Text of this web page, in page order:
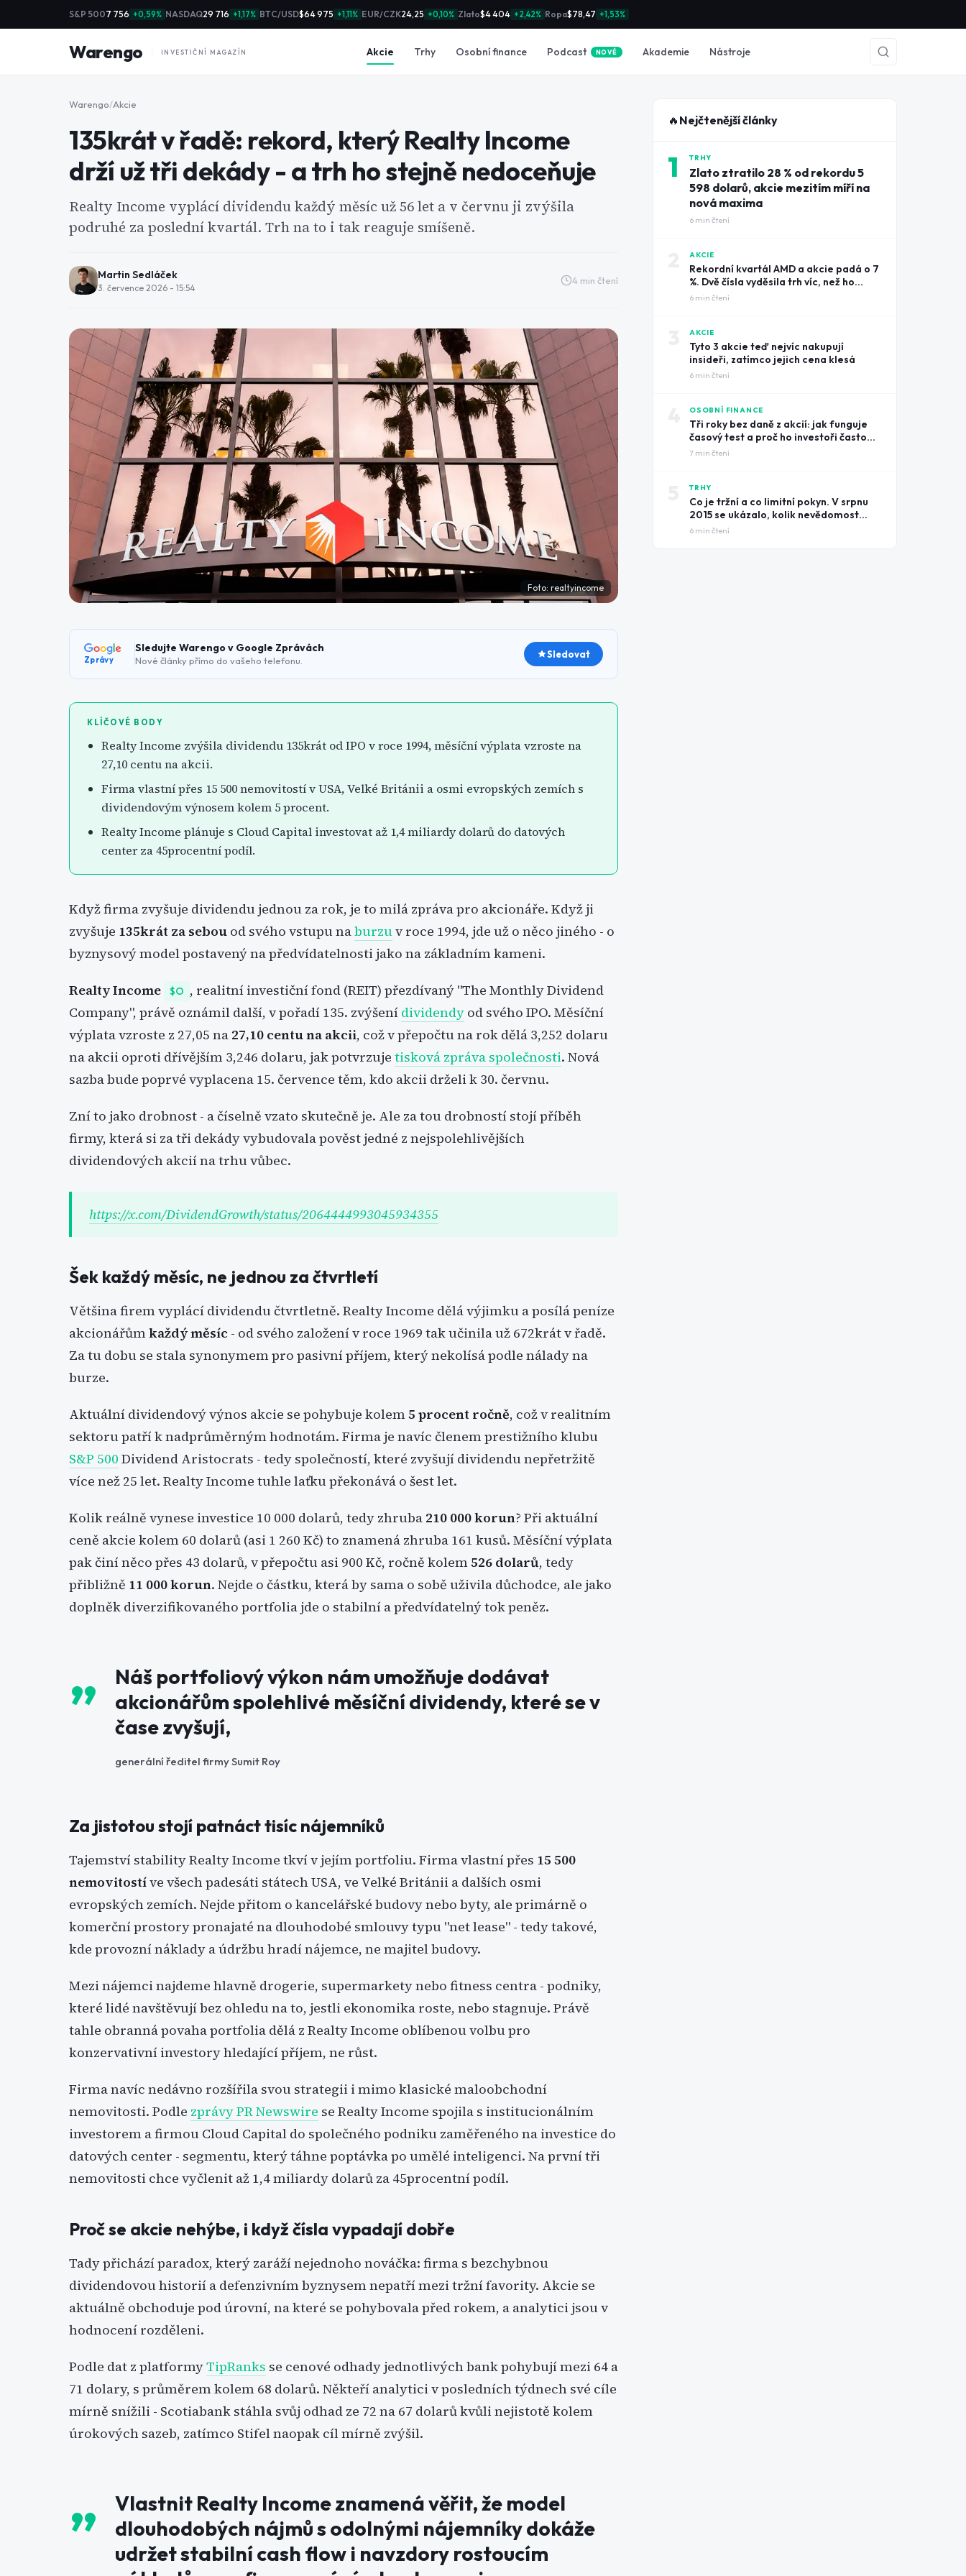
S&P 5007 756 +0,59% NASDAQ29 716 +1,17% BTC/USD$64 975 +1,11% EUR/CZK24,25 +0,10% Zlato$4 404 +2,42% Ropa$78,47 +1,53%
Warengo INVESTIČNÍ MAGAZÍN Akcie Trhy Osobní finance Podcast NOVÉ Akademie Nástroje
Warengo/Akcie
135krát v řadě: rekord, který Realty Income
drží už tři dekády - a trh ho stejně nedoceňuje
Realty Income vyplácí dividendu každý měsíc už 56 let a v červnu ji zvýšila
podruhé za poslední kvartál. Trh na to i tak reaguje smíšeně.
Martin Sedláček
3. července 2026 - 15:54
4 min čtení
Foto: realtyincome
Zprávy
Sledujte Warengo v Google Zprávách
Nové články přímo do vašeho telefonu.
Sledovat
KLÍČOVÉ BODY
Realty Income zvýšila dividendu 135krát od IPO v roce 1994, měsíční výplata vzroste na
27,10 centu na akcii.
Firma vlastní přes 15 500 nemovitostí v USA, Velké Británii a osmi evropských zemích s
dividendovým výnosem kolem 5 procent.
Realty Income plánuje s Cloud Capital investovat až 1,4 miliardy dolarů do datových
center za 45procentní podíl.
Když firma zvyšuje dividendu jednou za rok, je to milá zpráva pro akcionáře. Když ji
zvyšuje 135krát za sebou od svého vstupu naburzuv roce 1994, jde už o něco jiného - o
byznysový model postavený na předvídatelnosti jako na základním kameni.
Realty Income $O , realitní investiční fond (REIT) přezdívaný "The Monthly Dividend
Company", právě oznámil další, v pořadí 135. zvýšení dividendy od svého IPO. Měsíční
výplata vzroste z 27,05 na 27,10 centu na akcii, což v přepočtu na rok dělá 3,252 dolaru
na akcii oproti dřívějším 3,246 dolaru, jak potvrzuje tisková zpráva společnosti. Nová
sazba bude poprvé vyplacena 15. července těm, kdo akcii drželi k 30. červnu.
Zní to jako drobnost - a číselně vzato skutečně je. Ale za tou drobností stojí příběh
firmy, která si za tři dekády vybudovala pověst jedné z nejspolehlivějších
dividendových akcií na trhu vůbec.
https://x.com/DividendGrowth/status/2064444993045934355
Šek každý měsíc, ne jednou za čtvrtletí
Většina firem vyplácí dividendu čtvrtletně. Realty Income dělá výjimku a posílá peníze
akcionářůmkaždý měsíc - od svého založení v roce 1969 tak učinila už 672krát v řadě.
Za tu dobu se stala synonymem pro pasivní příjem, který nekolísá podle nálady na
burze.
Aktuální dividendový výnos akcie se pohybuje kolem5 procent ročně, což v realitním
sektoru patří k nadprůměrným hodnotám. Firma je navíc členem prestižního klubu
S&P 500 Dividend Aristocrats - tedy společností, které zvyšují dividendu nepřetržitě
více než 25 let. Realty Income tuhle laťku překonává o šest let.
Kolik reálně vynese investice 10 000 dolarů, tedy zhruba 210 000 korun? Při aktuální
ceně akcie kolem 60 dolarů (asi 1 260 Kč) to znamená zhruba 161 kusů. Měsíční výplata
pak činí něco přes 43 dolarů, v přepočtu asi 900 Kč, ročně kolem526 dolarů, tedy
přibližně 11 000 korun. Nejde o částku, která by sama o sobě uživila důchodce, ale jako
doplněk diverzifikovaného portfolia jde o stabilní a předvídatelný tok peněz.
Náš portfoliový výkon nám umožňuje dodávat
akcionářům spolehlivé měsíční dividendy, které se v
čase zvyšují,
generální ředitel firmy Sumit Roy
Za jistotou stojí patnáct tisíc nájemníků
Tajemství stability Realty Income tkví v jejím portfoliu. Firma vlastní přes 15 500
nemovitostíve všech padesáti státech USA, ve Velké Británii a dalších osmi
evropských zemích. Nejde přitom o kancelářské budovy nebo byty, ale primárně o
komerční prostory pronajaté na dlouhodobé smlouvy typu "net lease" - tedy takové,
kde provozní náklady a údržbu hradí nájemce, ne majitel budovy.
Mezi nájemci najdeme hlavně drogerie, supermarkety nebo fitness centra - podniky,
které lidé navštěvují bez ohledu na to, jestli ekonomika roste, nebo stagnuje. Právě
tahle obranná povaha portfolia dělá z Realty Income oblíbenou volbu pro
konzervativní investory hledající příjem, ne růst.
Firma navíc nedávno rozšířila svou strategii i mimo klasické maloobchodní
nemovitosti. Podle zprávy PR Newswire se Realty Income spojila s institucionálním
investorem a firmou Cloud Capital do společného podniku zaměřeného na investice do
datových center - segmentu, který táhne poptávka po umělé inteligenci. Na první tři
nemovitosti chce vyčlenit až 1,4 miliardy dolarů za 45procentní podíl.
Proč se akcie nehýbe, i když čísla vypadají dobře
Tady přichází paradox, který zaráží nejednoho nováčka: firma s bezchybnou
dividendovou historií a defenzivním byznysem nepatří mezi tržní favority. Akcie se
aktuálně obchoduje pod úrovní, na které se pohybovala před rokem, a analytici jsou v
hodnocení rozděleni.
Podle dat z platformyTipRanks se cenové odhady jednotlivých bank pohybují mezi 64 a
71 dolary, s průměrem kolem 68 dolarů. Někteří analytici v posledních týdnech své cíle
mírně snížili - Scotiabank stáhla svůj odhad ze 72 na 67 dolarů kvůli nejistotě kolem
úrokových sazeb, zatímco Stifel naopak cíl mírně zvýšil.
Vlastnit Realty Income znamená věřit, že model
dlouhodobých nájmů s odolnými nájemníky dokáže
udržet stabilní cash flow i navzdory rostoucím
🔥 Nejčtenější články
1 TRHY
Zlato ztratilo 28 % od rekordu 5
598 dolarů, akcie mezitím míří na
nová maxima
6 min čtení
AKCIE
Rekordní kvartál AMD a akcie padá o 7
%. Dvě čísla vyděsila trh víc, než ho
potěšily tržby
6 min čtení
AKCIE
Tyto 3 akcie teď nejvíc nakupují
insideři, zatímco jejich cena klesá
6 min čtení
OSOBNÍ FINANCE
Tři roky bez daně z akcií: jak funguje
časový test a proč ho investoři často
prošvihnou
7 min čtení
TRHY
Co je tržní a co limitní pokyn. V srpnu
2015 se ukázalo, kolik nevědomost
může stát
6 min čtení